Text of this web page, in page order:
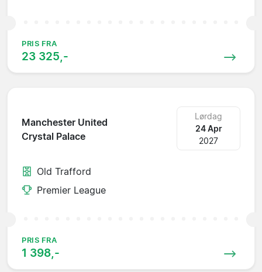
PRIS FRA
23 325,-
Manchester United
Crystal Palace
Lørdag
24 Apr
2027
Old Trafford
Premier League
PRIS FRA
1 398,-